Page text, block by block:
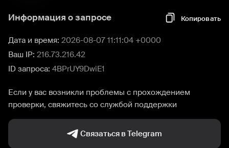
Информация о запросе Копировать
Дата и время: 2026-08-07 11:11:04 +0000
Ваш IP: 216.73.216.42
ID запроса: 4BPrUY9DwiE1
Если у вас возникли проблемы с прохождением
проверки, свяжитесь со службой поддержки
Связаться в Telegram